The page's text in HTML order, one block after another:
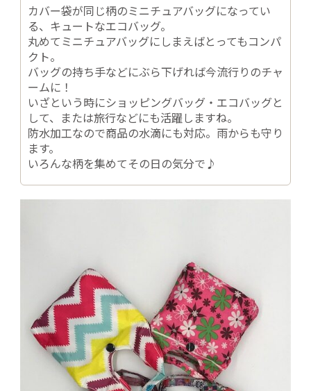
カバー袋が同じ柄のミニチュアバッグになってい
る、キュートなエコバッグ。
丸めてミニチュアバッグにしまえばとってもコンパ
クト。
バッグの持ち手などにぶら下げれば今流行りのチャ
ームに！
いざという時にショッピングバッグ・エコバッグと
して、または旅行などにも活躍しますね。
防水加工なので商品の水滴にも対応。雨からも守り
ます。
いろんな柄を集めてその日の気分で♪